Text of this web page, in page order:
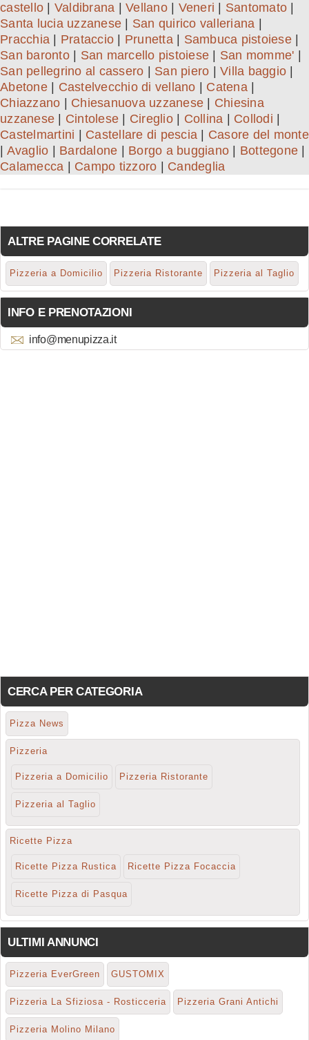
castello
Valdibrana Vellano| Veneri Santomato
Santa lucia uzzanese
San quirico valleriana
Pracchia
Prataccio Prunetta| Sambuca pistoiese|
San baronto| San marcello pistoiese San momme'
San pellegrino al cassero
San piero Villa baggio
Abetone| Castelvecchio di vellano Catena|
Chiazzano
Chiesanuova uzzanese
Chiesina
uzzanese
Cintolese Cireglio| Collina Collodi
Castelmartini
Castellare di pescia
Casore del monte
Avaglio Bardalone Borgo a buggiano Bottegone
Calamecca
Campo tizzoro Candeglia
ALTRE PAGINE CORRELATE
Pizzeria a Domicilio Pizzeria Ristorante Pizzeria al Taglio
INFO E PRENOTAZIONI
info@menupizza.it
CERCA PER CATEGORIA
Pizza News
Pizzeria
Pizzeria a Domicilio Pizzeria Ristorante
Pizzeria al Taglio
Ricette Pizza
Ricette Pizza Rustica Ricette Pizza Focaccia
Ricette Pizza di Pasqua
ULTIMI ANNUNCI
Pizzeria EverGreen GUSTOMIX
Pizzeria La Sfiziosa - Rosticceria Pizzeria Grani Antichi
Pizzeria Molino Milano